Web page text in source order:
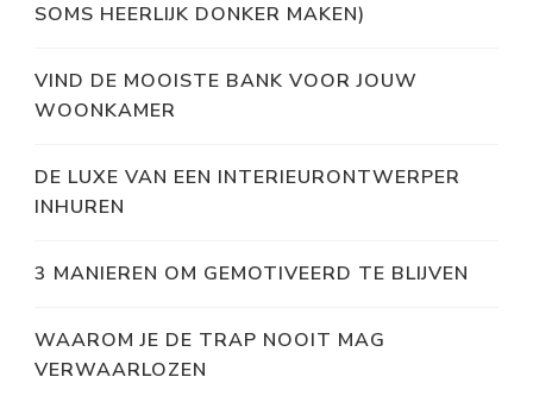
SOMS HEERLIJK DONKER MAKEN)
VIND DE MOOISTE BANK VOOR JOUW
WOONKAMER
DE LUXE VAN EEN INTERIEURONTWERPER
INHUREN
3 MANIEREN OM GEMOTIVEERD TE BLIJVEN
WAAROM JE DE TRAP NOOIT MAG
VERWAARLOZEN